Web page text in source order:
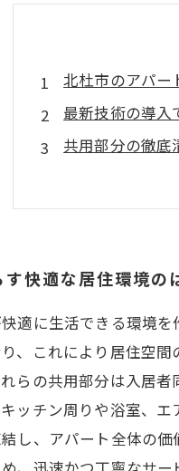
北杜市のアパー
最新技術の導入
共用部分の徹底
プロが実践す
将来を見据えた
快適な居住環境の
適に生活できる環境
、これにより居住空
らの共用部分は入居
ッチン周りや浴室、
し、アパート全体の